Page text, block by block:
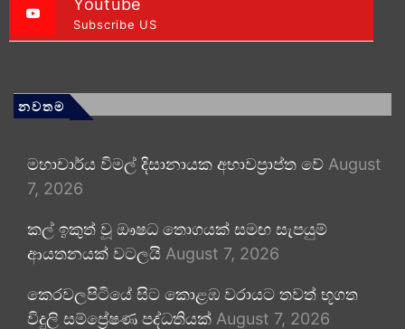
Youtube
Subscribe US
නවතම
මහාචාර්ය විමල් දිසානායක අභාවප්‍රාප්ත වේ August
7, 2026
කල් ඉකුත් වූ ඖෂධ තොගයක් සමඟ සැපයුම්
ආයතනයක් වටලයි August 7, 2026
කෙරවලපිටියේ සිට කොළඹ වරායට තවත් භූගත
විදුලි සම්ප්‍රේෂණ පද්ධතියක් August 7, 2026